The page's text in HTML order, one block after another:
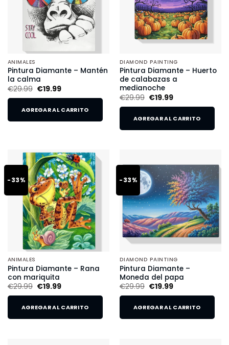
ANIMALES
Pintura Diamante – Mantén
la calma
€29.99 €19.99
AGREGAR AL CARRITO
DIAMOND PAINTING
Pintura Diamante – Huerto
de calabazas a
medianoche
€29.99 €19.99
AGREGAR AL CARRITO
-33%
ANIMALES
Pintura Diamante – Rana
con mariquita
€29.99 €19.99
AGREGAR AL CARRITO
-33%
DIAMOND PAINTING
Pintura Diamante –
Moneda del papa
€29.99 €19.99
AGREGAR AL CARRITO